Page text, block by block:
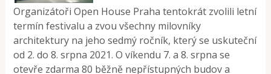
Organizátoři Open House Praha tentokrát zvolili letní
termín festivalu a zvou všechny milovníky
architektury na jeho sedmý ročník, který se uskuteční
od 2. do 8. srpna 2021. O víkendu 7. a 8. srpna se
otevře zdarma 80 běžně nepřístupných budov a